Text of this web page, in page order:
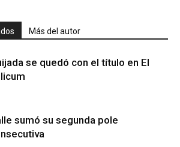
Más del autor
se quedó con el título en El
sumó su segunda pole